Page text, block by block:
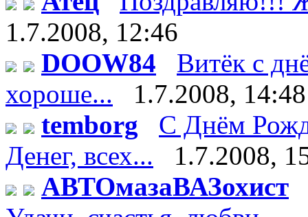
1.7.2008, 12:46
DOOW84
Витёк с
хороше...
1.7.2008, 14:48
temborg
С Днём
Денег, всех...
1.7.2008,
АВТОмазаВАЗохист